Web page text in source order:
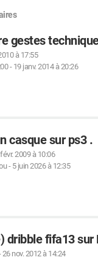
gestes
à 17:55
- 19 janv. 2014 à 20:26
casque sur ps3 .
2009 à 10:06
- 5 juin 2026 à 12:35
dribble fifa13 sur
26 nov. 2012 à 14:24